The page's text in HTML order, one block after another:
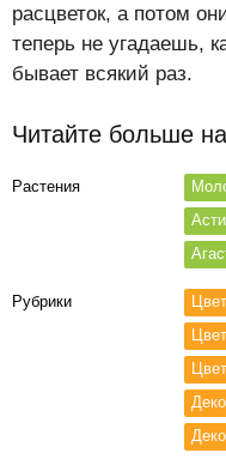
расцветок, а потом
теперь не угадаешь,
бывает всякий раз.
Читайте больше
Растения
Рубрики